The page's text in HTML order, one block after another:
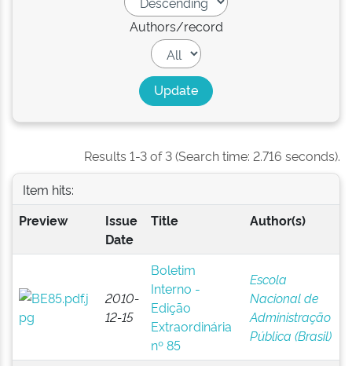
Authors/record
Results 1-3 of 3 (Search time: 2.716 seconds).
Item hits:
Preview
Issue
Date
Title Author(s)
2010-
12-15
Boletim
Interno -
Edição
Extraordinária
nº 85
Escola
Nacional de
Administração
Pública (Brasil)